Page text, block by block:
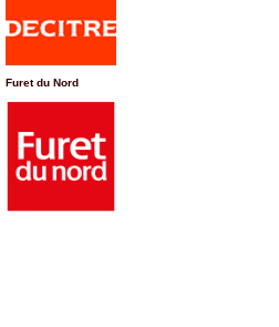
Furet du Nord